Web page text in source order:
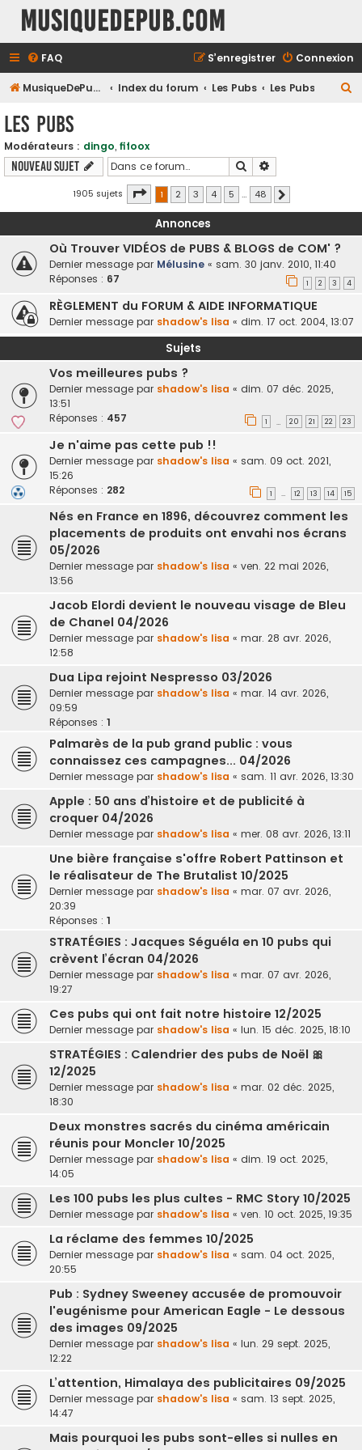
MusiqueDePub.com
FAQ Connexion
S’enregistrer
MusiqueDePub.com Index du forum Les Pubs Les Pubs
c
h
r
Les Pubs
Modérateurs : dingo, fifoox
Nouveau sujet Rechercher
1905 sujets Page 1sur48
1 2 3 4 5 … 48
Annonces
Où Trouver VIDÉOS de PUBS & BLOGS de COM' ?
Dernier message par Mélusine « sam. 30 janv. 2010, 11:40
Réponses : 67 1 2 3 4
RÈGLEMENT du FORUM & AIDE INFORMATIQUE
Dernier message par shadow's lisa « dim. 17 oct. 2004, 13:07
Sujets
Vos meilleures pubs ?
Dernier message par shadow's lisa « dim. 07 déc. 2025,
13:51
Réponses : 457 1 … 20 21 22 23
Je n'aime pas cette pub !!
Dernier message par shadow's lisa « sam. 09 oct. 2021,
15:26
Réponses : 282 1 … 12 13 14 15
Nés en France en 1896, découvrez comment les
placements de produits ont envahi nos écrans
05/2026
Dernier message par shadow's lisa « ven. 22 mai 2026,
13:56
Jacob Elordi devient le nouveau visage de Bleu
de Chanel 04/2026
Dernier message par shadow's lisa « mar. 28 avr. 2026,
12:58
Dua Lipa rejoint Nespresso 03/2026
Dernier message par shadow's lisa « mar. 14 avr. 2026,
09:59
Réponses : 1
Palmarès de la pub grand public : vous
connaissez ces campagnes... 04/2026
Dernier message par shadow's lisa « sam. 11 avr. 2026, 13:30
Apple : 50 ans d’histoire et de publicité à
croquer 04/2026
Dernier message par shadow's lisa « mer. 08 avr. 2026, 13:11
Une bière française s'offre Robert Pattinson et
le réalisateur de The Brutalist 10/2025
Dernier message par shadow's lisa « mar. 07 avr. 2026,
20:39
Réponses : 1
STRATÉGIES : Jacques Séguéla en 10 pubs qui
crèvent l’écran 04/2026
Dernier message par shadow's lisa « mar. 07 avr. 2026,
19:27
Ces pubs qui ont fait notre histoire 12/2025
Dernier message par shadow's lisa « lun. 15 déc. 2025, 18:10
STRATÉGIES : Calendrier des pubs de Noël 🎀
12/2025
Dernier message par shadow's lisa « mar. 02 déc. 2025,
18:30
Deux monstres sacrés du cinéma américain
réunis pour Moncler 10/2025
Dernier message par shadow's lisa « dim. 19 oct. 2025,
14:05
Les 100 pubs les plus cultes - RMC Story 10/2025
Dernier message par shadow's lisa « ven. 10 oct. 2025, 19:35
La réclame des femmes 10/2025
Dernier message par shadow's lisa « sam. 04 oct. 2025,
20:55
Pub : Sydney Sweeney accusée de promouvoir
l'eugénisme pour American Eagle - Le dessous
des images 09/2025
Dernier message par shadow's lisa « lun. 29 sept. 2025,
12:22
L’attention, Himalaya des publicitaires 09/2025
Dernier message par shadow's lisa « sam. 13 sept. 2025,
14:47
Mais pourquoi les pubs sont-elles si nulles en